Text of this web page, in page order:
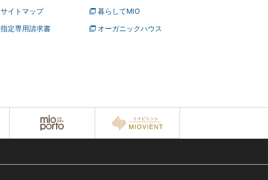
サイトマップ
指定専用請求書
暮らしてMIO
オーガニックハウス